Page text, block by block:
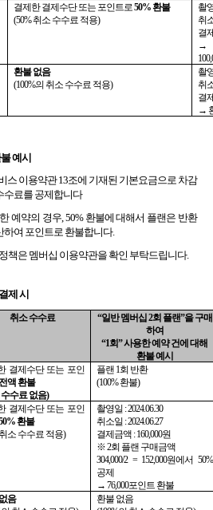
결제한 결제수단 또는 포인트로 50% 환불
(50% 취소 수수료 적용)
촬
취
결
→
환불 없음
(100%의 취소 수수료 적용)
촬
취
결
→
예시
스 이용약관 13조에 기재된 기본요금으로 차감
수료를 공제합니다
예약의 경우, 50% 환불에 대해서 플랜은 반환
하여 포인트로 환불합니다.
책은 멤버십 이용약관을 확인 부탁드립니다.
제 시
취소 수수료
“일반 멤버십 2회 플랜”을 구매
하여
“1회” 사용한 예약 건에 대해
환불 예시
결제수단 또는 포인
전액 환불
수료 없음)
플랜 1회 반환
(100% 환불)
결제수단 또는 포인
환불
소 수수료 적용)
촬영일 : 2024.06.30
취소일 : 2024.06.27
결제금액 : 160,000원
※ 2회 플랜 구매금액
304,000/2 = 152,000원에서 50%
공제
→ 76,000포인트 환불
음
환불 없음